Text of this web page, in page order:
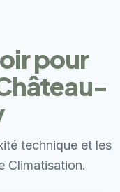
pour
technique et les
Climatisation.